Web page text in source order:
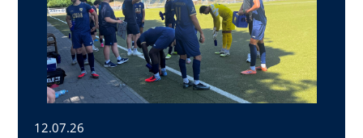
12.07.26